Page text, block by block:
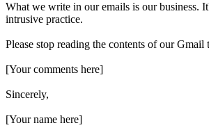
What we write in our emails is our business.
intrusive practice.
Please stop reading the contents of our Gmail
[Your comments here]
Sincerely,
[Your name here]